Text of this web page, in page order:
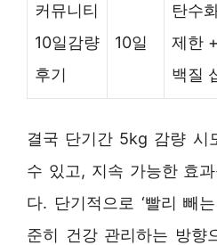
커뮤니티
10일감량
후기
10일
탄수
제한
백질
결국 단기간 5kg 감량 시
수 있고, 지속 가능한 효
다. 단기적으로 ‘빨리 빼
준히 건강 관리하는 방향